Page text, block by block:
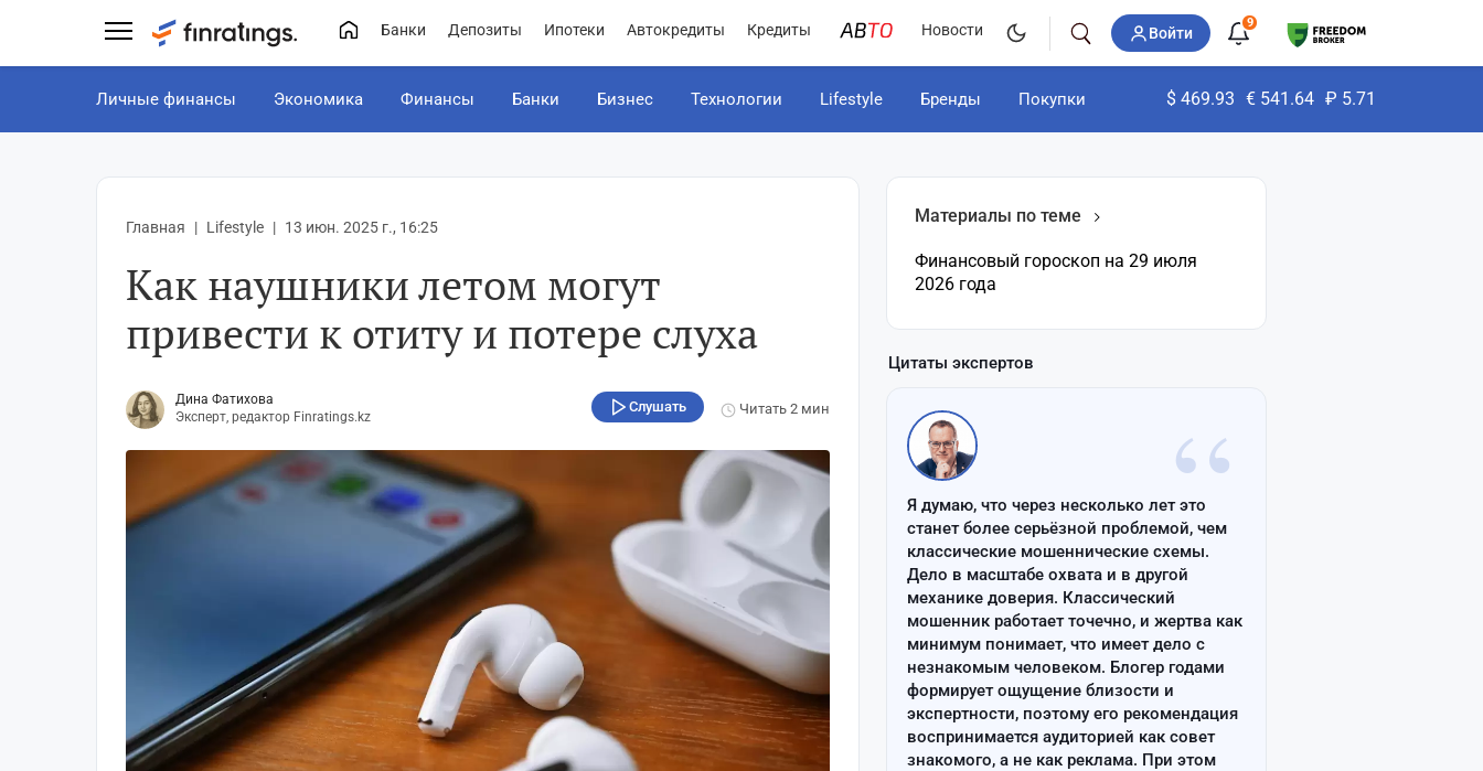
Банки Депозиты Ипотеки Автокредиты Кредиты Новости Войти
9
Личные финансы Экономика Финансы Банки Бизнес Технологии Lifestyle Бренды Покупки $ 469.93 € 541.64 ₽ 5.71
Главная Lifestyle 13 июн. 2025 г., 16:25
Как наушники летом могут
привести к отиту и потере слуха
Дина Фатихова
Эксперт, редактор Finratings.kz
Слушать Читать2 мин
Материалы по теме
Финансовый гороскоп на 29 июля
2026 года
Цитаты экспертов
“
Я думаю, что через несколько лет это
станет более серьёзной проблемой, чем
классические мошеннические схемы.
Дело в масштабе охвата и в другой
механике доверия. Классический
мошенник работает точечно, и жертва как
минимум понимает, что имеет дело с
незнакомым человеком. Блогер годами
формирует ощущение близости и
экспертности, поэтому его рекомендация
воспринимается аудиторией как совет
знакомого, а не как реклама. При этом